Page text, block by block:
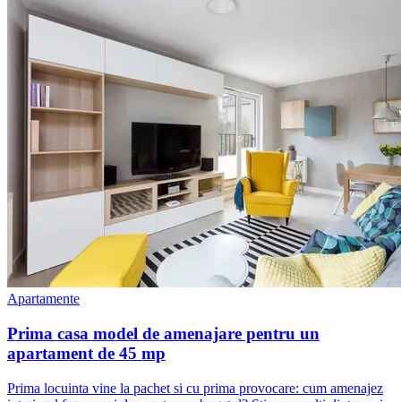
Apartamente
Prima casa model de amenajare pentru un
apartament de 45 mp
Prima locuinta vine la pachet si cu prima provocare: cum amenajez